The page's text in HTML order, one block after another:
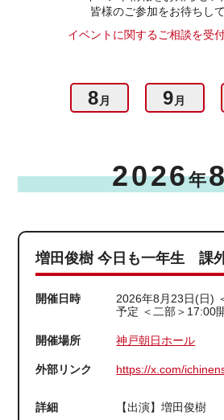
皆様のご参加をお待ちし
イベントに関するご相談を受
8 月 9 月
2026年
増田俊樹 今日も一年生 課
開催日時
2026年8月23日(日)
予定 ＜二部＞17:00
開催場所 神戸朝日ホール
外部リンク https://x.com/
詳細
【出演】増田俊樹